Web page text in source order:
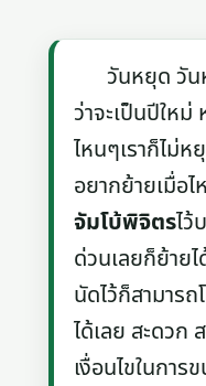
วันหยุด วันห
ว่าจะเป็นปีให
ไหนๆเราก็ไม่
อยากย้ายเมื่อ
จัมโบ้พิจิตรไว้
ด่วนเลยก็ย้าย
นัดไว้ก็สามาร
ได้เลย สะดวก
เงื่อนไขในการ